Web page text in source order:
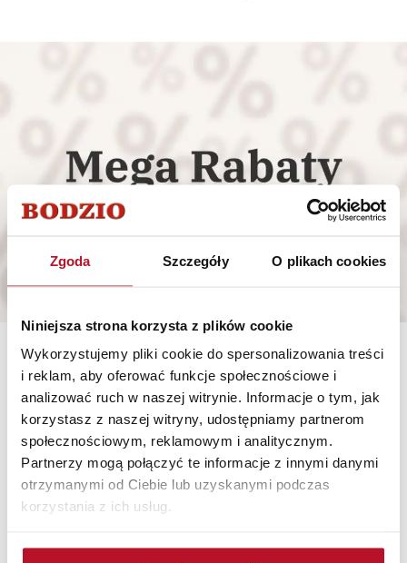
Zgoda Szczegóły O plikach cookies
Niniejsza strona korzysta z plików cookie
Wykorzystujemy pliki cookie do spersonalizowania treści
i reklam, aby oferować funkcje społecznościowe i
analizować ruch w naszej witrynie. Informacje o tym, jak
korzystasz z naszej witryny, udostępniamy partnerom
społecznościowym, reklamowym i analitycznym.
Partnerzy mogą połączyć te informacje z innymi danymi
otrzymanymi od Ciebie lub uzyskanymi podczas
korzystania z ich usług.
Polecane Nowości Sale